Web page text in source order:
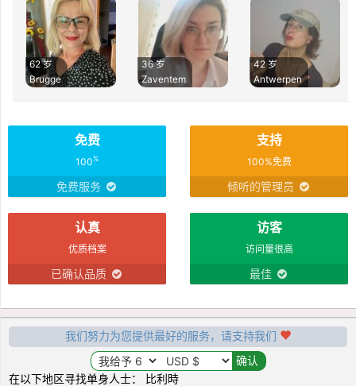
62 岁
Brugge
36 岁
Zaventem
42 岁
Antwerpen
免费
100%
免费服务
支持
100%免费
倾听的管理员
认真
优质档案
已确认品质
访客
访问量很高
最佳
我们努力为您提供最好的服务，请支持我们
在以下地区寻找单身人士： 比利時